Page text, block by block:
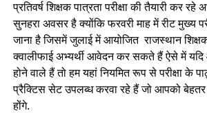
(c) विशिष्ट उद्देश्य
(d) अनुदेशन उद्देश्य
Ans- b
3. सीखने के उद्देश्यों के सर्वोच्च पायदान पर है
प्रतिवर्ष शिक्षक पात्रता परीक्षा की तैयारी कर
सुनहरा अवसर है क्योंकि फरवरी माह में रीट मुख्य
जाना है जिसमें जुलाई में आयोजित राजस्थान शिक्षक
क्वालीफाई अभ्यर्थी आवेदन कर सकते हैं ऐसे में यदि
होने वाले हैं तो हम यहां नियमित रूप से परीक्षा के
प्रैक्टिस सेट उपलब्ध करवा रहे हैं जो आपको
होंगे.